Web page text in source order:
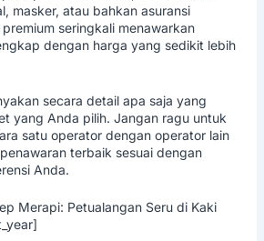
masker, atau bahkan asuransi
seringkali menawarkan
dengan harga yang sedikit lebih
secara detail apa saja yang
yang Anda pilih. Jangan ragu untuk
satu operator dengan operator lain
terbaik sesuai dengan
Anda.
Merapi: Petualangan Seru di Kaki